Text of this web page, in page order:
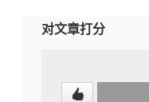
对文章打分